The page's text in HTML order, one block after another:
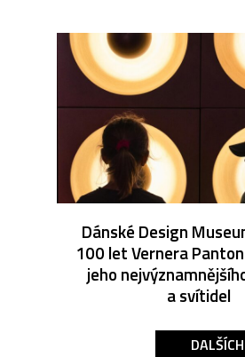
Dánské Design
100 let Vernera
jeho
a svítidel